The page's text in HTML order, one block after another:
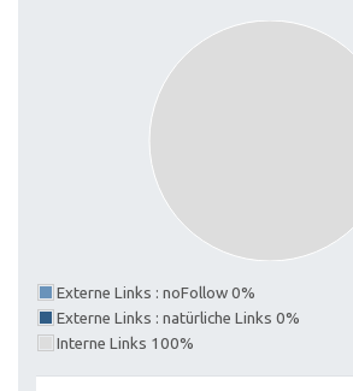
Externe Links : noFollow 0%
Externe Links : natürliche Links 0%
Interne Links 100%